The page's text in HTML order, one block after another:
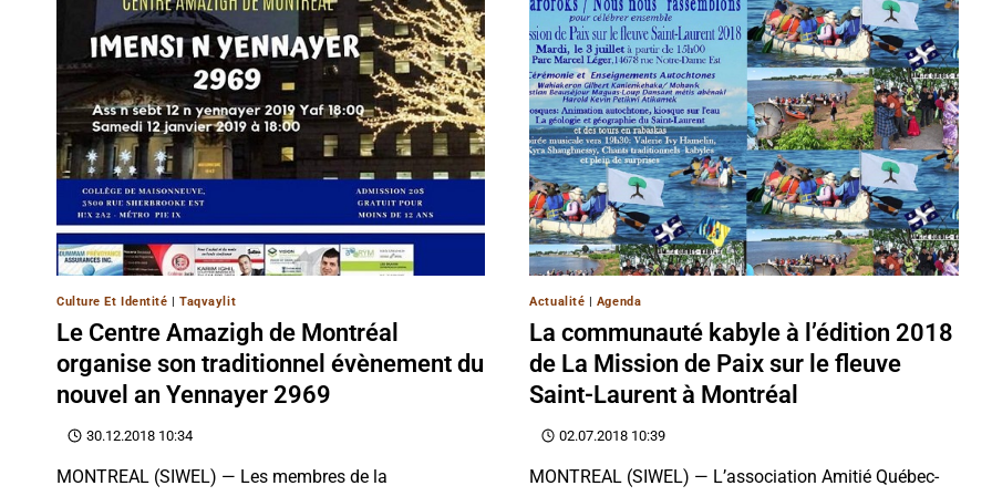
Culture Et Identité |Taqvaylit
Le Centre Amazigh de Montréal
organise son traditionnel évènement du
nouvel an Yennayer 2969
30.12.2018 10:34
MONTREAL (SIWEL) — Les membres de la
Actualité Agenda
La communauté kabyle à l’édition 2018
de La Mission de Paix sur le fleuve
Saint-Laurent à Montréal
02.07.2018 10:39
MONTREAL (SIWEL) — L’association Amitié Québec-